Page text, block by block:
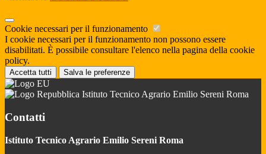
Cookie necessari per il funzionamento
I cookie necessari per il funzionamento non possono essere
disabilitati. È possibile consultare l'elenco nella pagina della cookie
policy.
Accetta tutti Salva le preferenze
Istituto Tecnico Agrario Emilio Sereni Roma
Contatti
Istituto Tecnico Agrario Emilio Sereni Roma